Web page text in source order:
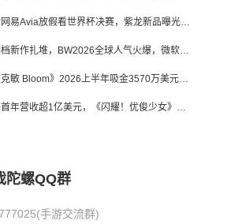
三七网易Avia放假看世界杯决赛，紫龙新品曝光，米哈游新作上线 | 陀螺周报
暑期档新作扎堆，BW2026全球人气火爆，微软XBOX大裁员|陀螺周报
《皮克敏 Bloom》2026上半年吸金3570万美元，中国台湾成最大市场
出海首年营收超1亿美元，《闪耀！优俊少女》美国市场占比达七成
陀螺QQ群
手游交流群)